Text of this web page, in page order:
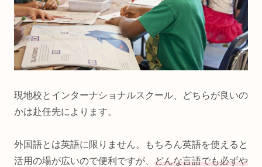
現地校とインターナショナルスクール、どちらが良いの
かは赴任先によります。
外国語とは英語に限りません。もちろん英語を使えると
活用の場が広いので便利ですが、 どんな言語でも必ずや